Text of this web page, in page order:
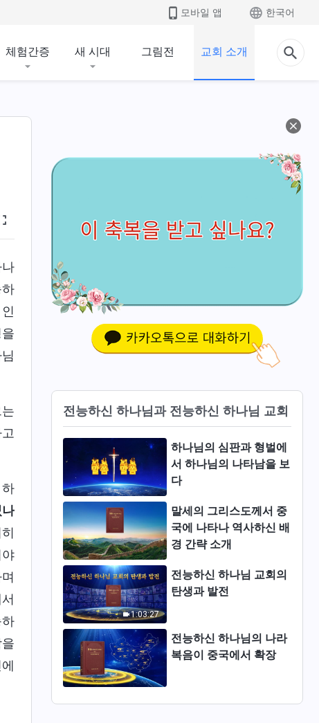
모바일 앱 한국어
체험간증 새 시대 그림전 교회 소개
전능하신 하나님과 전능하신 하나님 교회
하나님의 심판과 형벌에
서 하나님의 나타남을 보
다
말세의 그리스도께서 중
국에 나타나 역사하신 배
경 간략 소개
1:03:27
전능하신 하나님 교회의
탄생과 발전
전능하신 하나님의 나라
복음이 중국에서 확장